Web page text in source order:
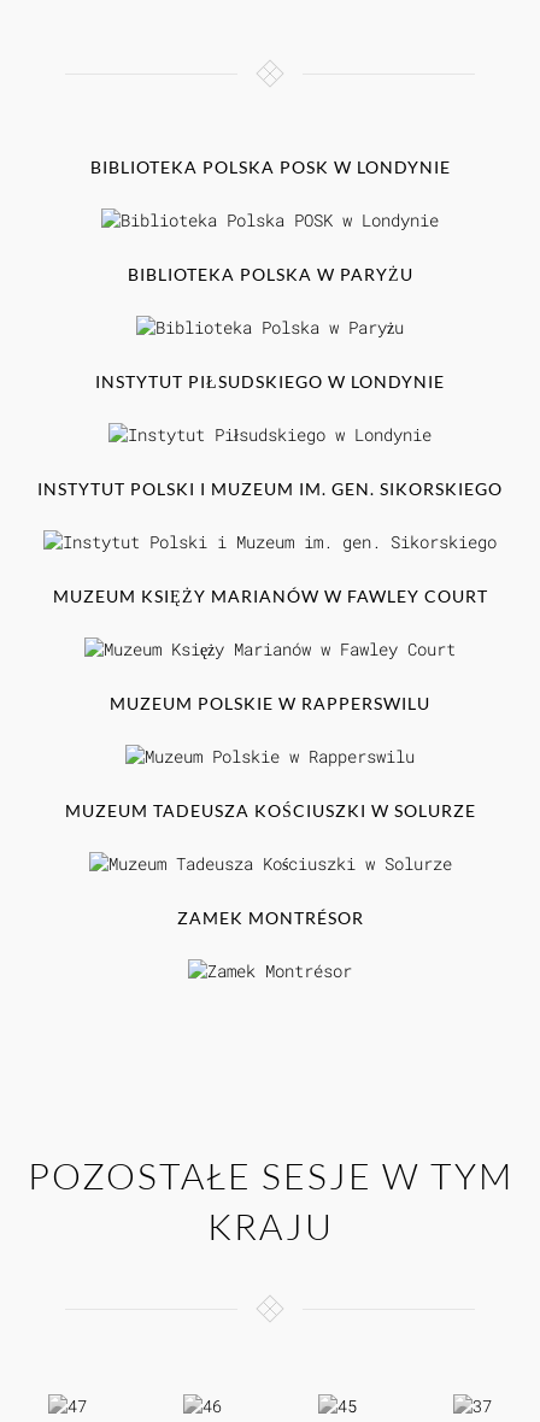
BIBLIOTEKA POLSKA POSK W LONDYNIE
BIBLIOTEKA POLSKA W PARYŻU
INSTYTUT PIŁSUDSKIEGO W LONDYNIE
INSTYTUT POLSKI I MUZEUM IM. GEN. SIKORSKIEGO
MUZEUM KSIĘŻY MARIANÓW W FAWLEY COURT
MUZEUM POLSKIE W RAPPERSWILU
MUZEUM TADEUSZA KOŚCIUSZKI W SOLURZE
ZAMEK MONTRÉSOR
POZOSTAŁE SESJE W TYM
KRAJU